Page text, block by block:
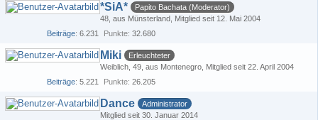
*SiA*
Papito Bachata (Moderator)
48 aus Münsterland Mitglied seit 12. Mai 2004
Beiträge 6.231 Punkte 32.680
Miki
Erleuchteter
Weiblich 49 aus Montenegro Mitglied seit 22. April 2004
Beiträge 5.221 Punkte 26.205
Dance
Administrator
Mitglied seit 30. Januar 2014